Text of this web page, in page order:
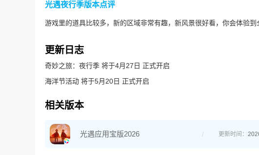
光遇夜行季版本点评
游戏里的道具比较多，新的区域非常有趣，新风景很好看，你会体验到
更新日志
奇妙之旅：夜行季 将于4月27日 正式开启
海洋节活动 将于5月20日 正式开启
相关版本
光遇应用宝版2026 更新时间：